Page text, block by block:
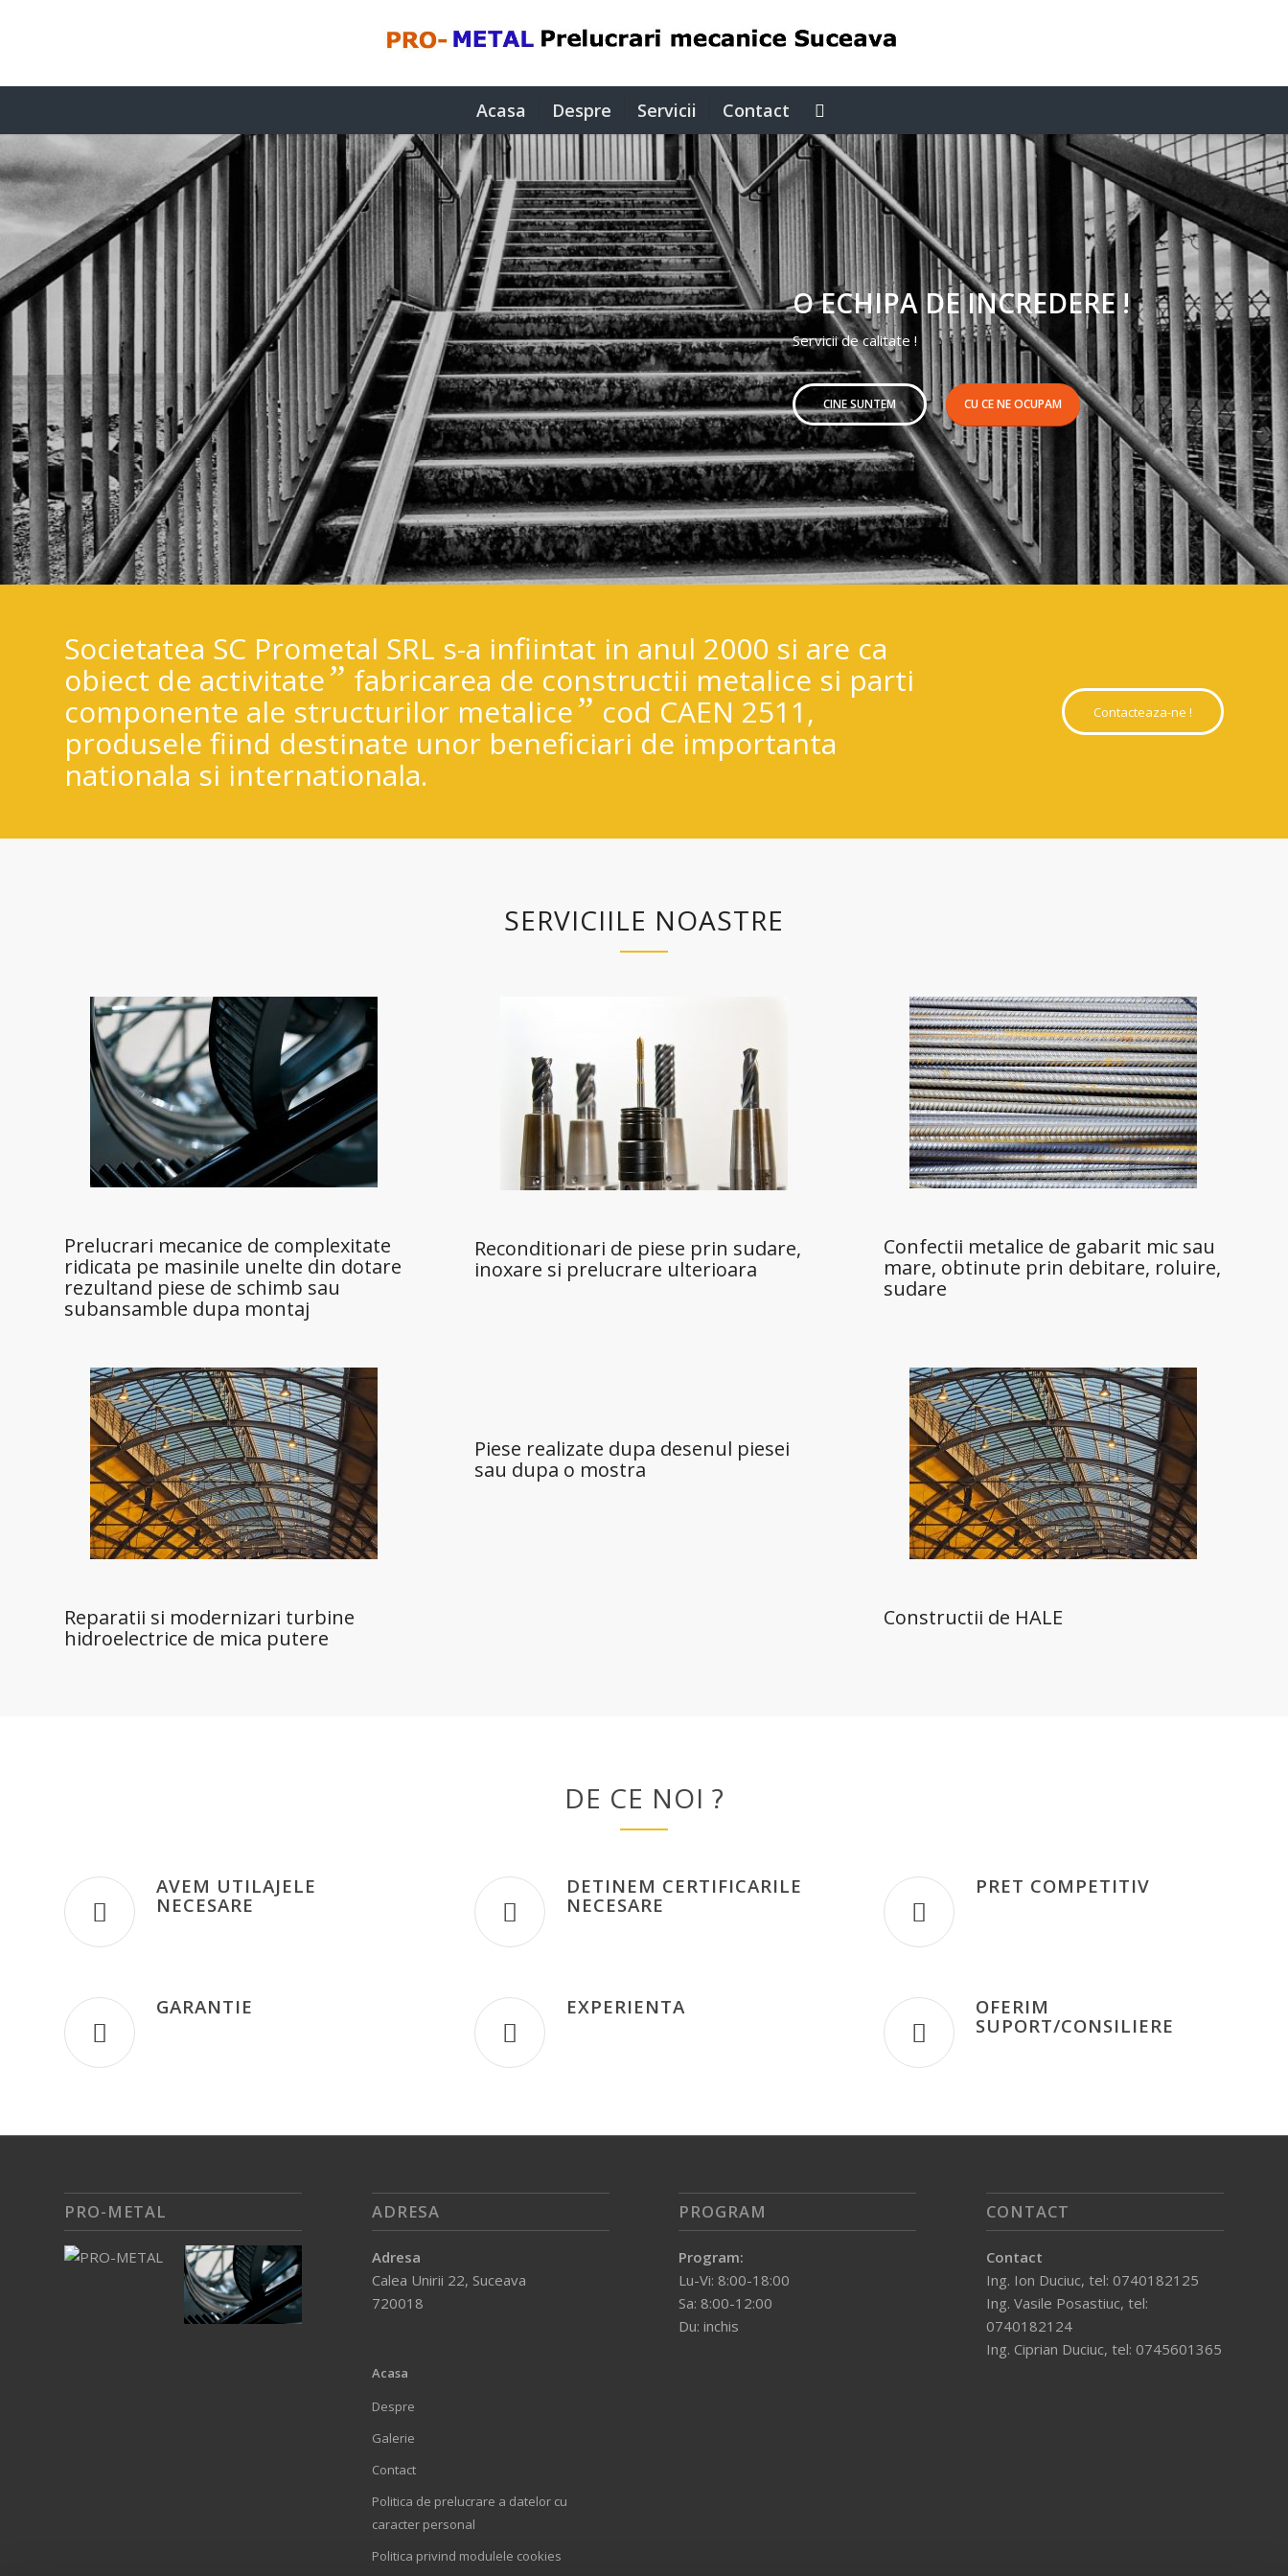
Acasa Despre Servicii Contact
O ECHIPA DE INCREDERE !
Servicii de calitate !
CINE SUNTEM CU CE NE OCUPAM
Societatea SC Prometal SRL s-a infiintat in anul 2000 si are ca
obiect de activitate” fabricarea de constructii metalice si parti
componente ale structurilor metalice” cod CAEN 2511,
produsele fiind destinate unor beneficiari de importanta
nationala si internationala.
Contacteaza-ne !
SERVICIILE NOASTRE
Prelucrari mecanice de complexitate
ridicata pe masinile unelte din dotare
rezultand piese de schimb sau
subansamble dupa montaj
Reconditionari de piese prin sudare,
inoxare si prelucrare ulterioara
Confectii metalice de gabarit mic sau
mare, obtinute prin debitare, roluire,
sudare
Reparatii si modernizari turbine
hidroelectrice de mica putere
Piese realizate dupa desenul piesei
sau dupa o mostra
Constructii de HALE
DE CE NOI ?
AVEM UTILAJELE
NECESARE
DETINEM CERTIFICARILE
NECESARE
PRET COMPETITIV
GARANTIE EXPERIENTA
OFERIM
SUPORT/CONSILIERE
PRO-METAL ADRESA
Adresa
Calea Unirii 22, Suceava
720018
Acasa
Despre
Galerie
Contact
Politica de prelucrare a datelor cu
caracter personal
Politica privind modulele cookies
PROGRAM
Program:
Lu-Vi: 8:00-18:00
Sa: 8:00-12:00
Du: inchis
CONTACT
Contact
Ing. Ion Duciuc, tel: 0740182125
Ing. Vasile Posastiuc, tel:
0740182124
Ing. Ciprian Duciuc, tel: 0745601365